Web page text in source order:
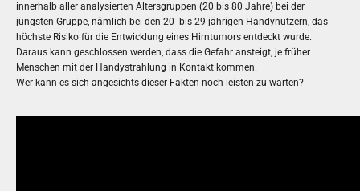
innerhalb aller analysierten Altersgruppen (20 bis 80 Jahre) bei der
jüngsten Gruppe, nämlich bei den 20- bis 29-jährigen Handynutzern, das
höchste Risiko für die Entwicklung eines Hirntumors entdeckt wurde.
Daraus kann geschlossen werden, dass die Gefahr ansteigt, je früher
Menschen mit der Handystrahlung in Kontakt kommen.
Wer kann es sich angesichts dieser Fakten noch leisten zu warten?